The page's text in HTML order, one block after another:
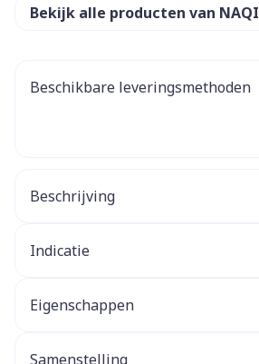
Bekijk alle producten van NAQI
Beschikbare leveringsmethoden
Beschrijving
Indicatie
Eigenschappen
Samenstelling